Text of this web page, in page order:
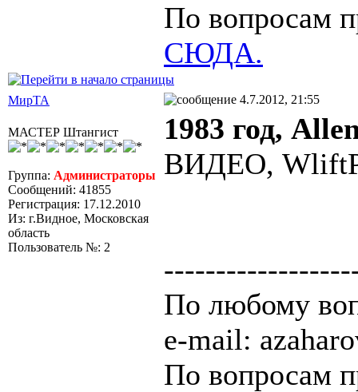
По вопросам
СЮДА.
МирТА 4.7.2012, 21:55
МАСТЕР Штангист
Группа: Администраторы
Сообщений: 41855
Регистрация: 17.12.2010
Из: г.Видное, Московская
область
Пользователь №: 2
1983 год,
ВИДЕО,
По любому
e-mail:
По вопросам